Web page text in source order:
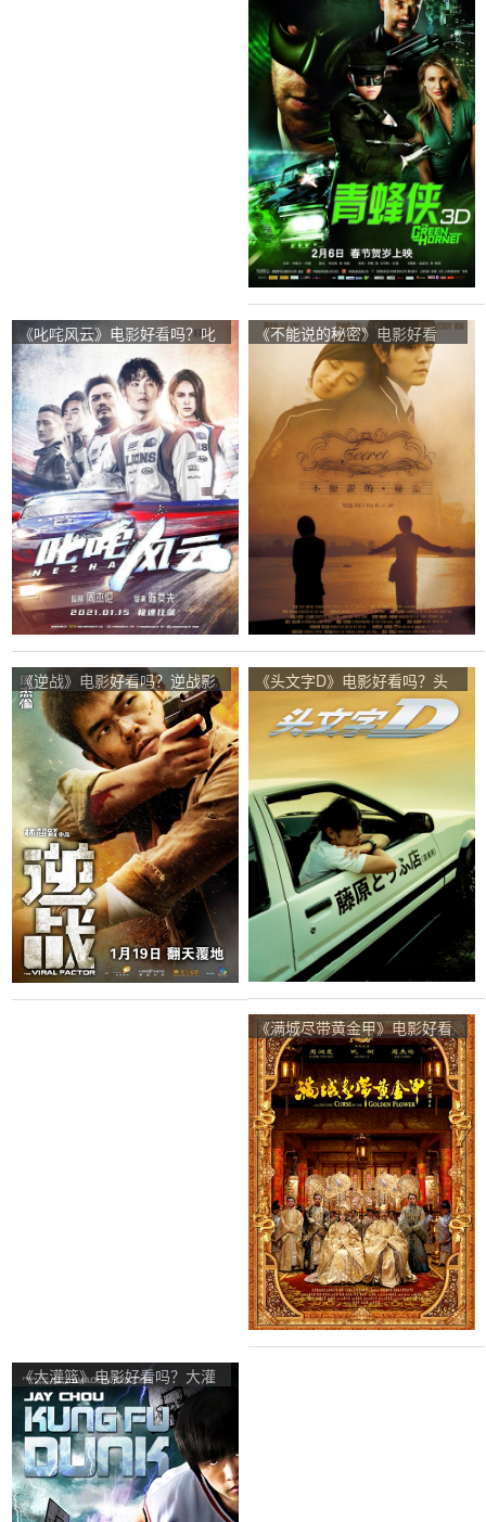
侠影评及简介
《叱咤风云》电影好看吗？叱
咤风云影评及简介
《不能说的秘密》电影好看
吗？不能说的秘密影评及简介
《逆战》电影好看吗？逆战影
评及简介
《头文字D》电影好看吗？头
文字D影评及简介
《满城尽带黄金甲》电影好看
吗？满城尽带黄金甲影评及简
介
《大灌篮》电影好看吗？大灌
篮影评及简介